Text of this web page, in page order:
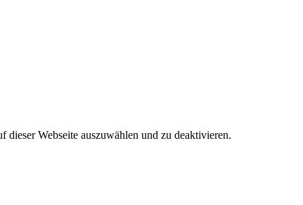
Webseite auszuwählen und zu deaktivieren.